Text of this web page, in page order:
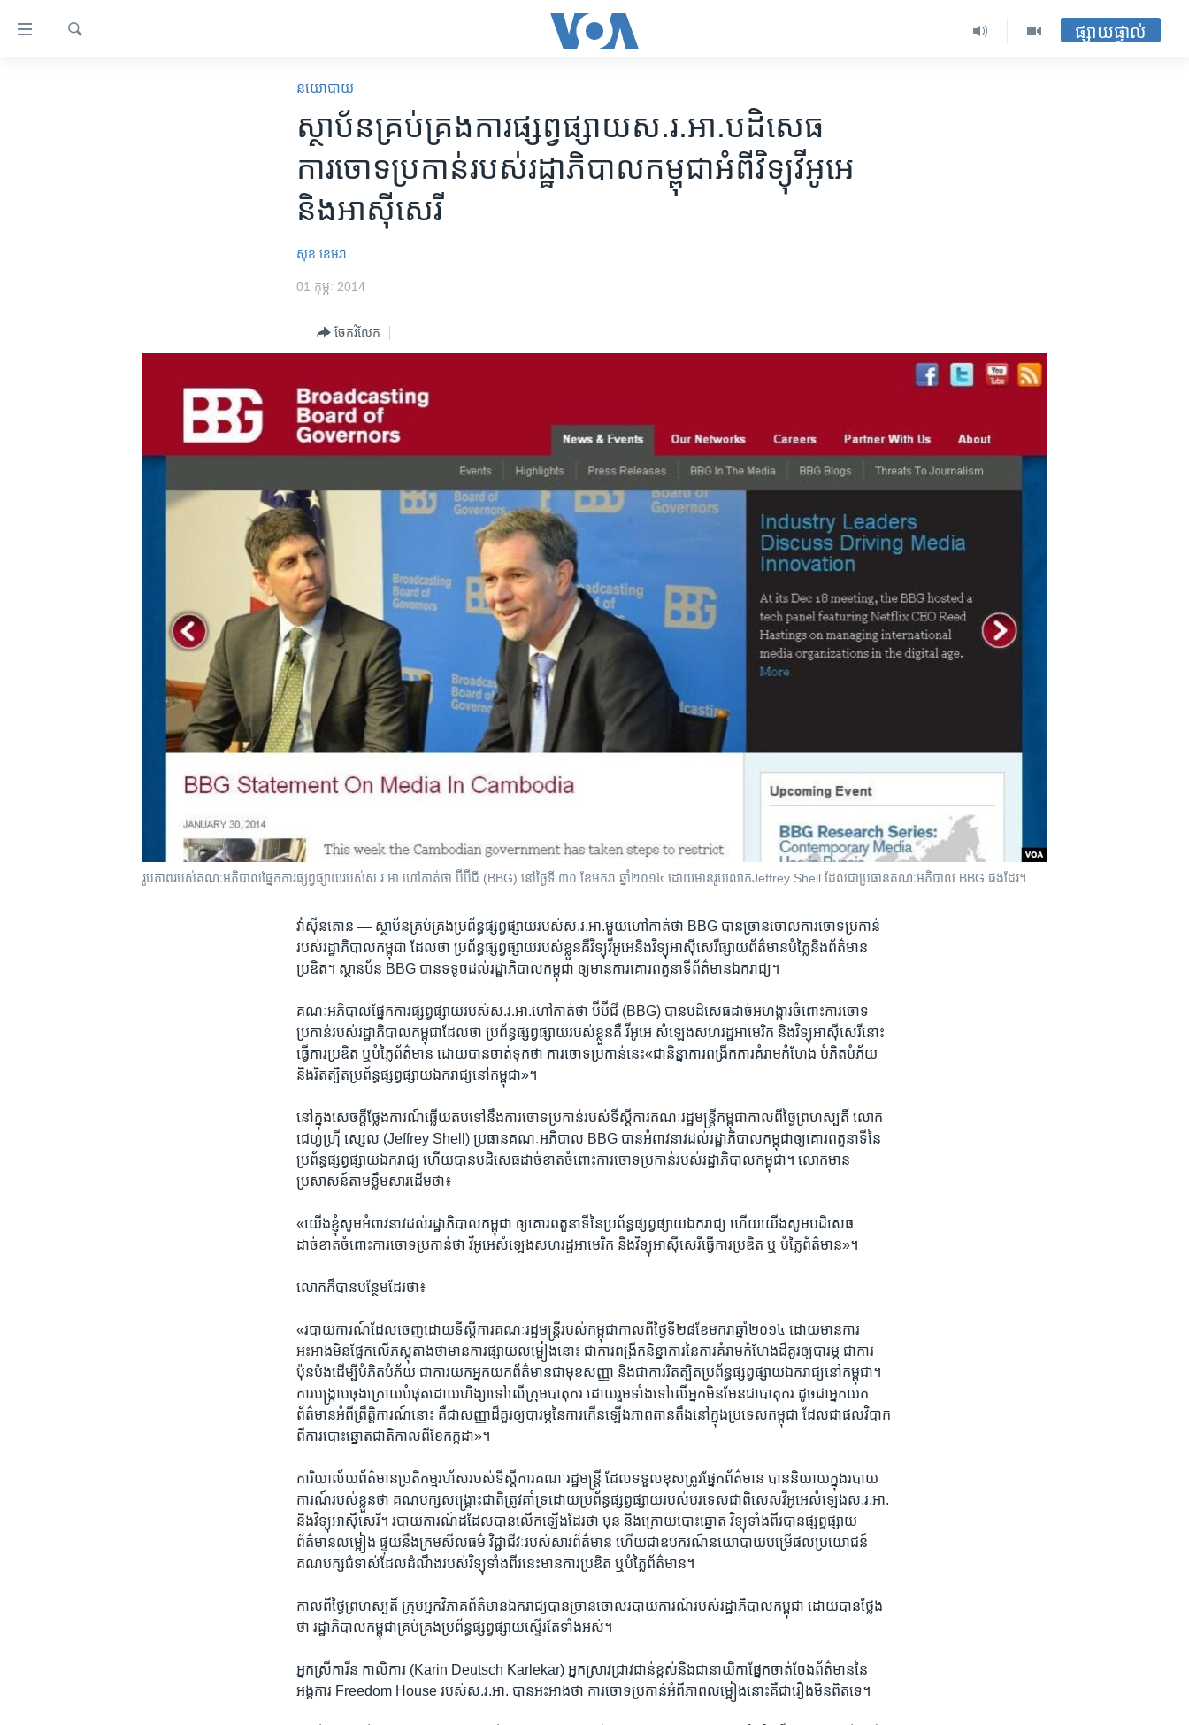
ទៅ​
ផ្សាយផ្ទាល់
នយោបាយ
ស្ថាប័ន​គ្រប់គ្រង​ការផ្សព្វផ្សាយ​ស.រ.អា.​បដិសេធ​
ការចោទ​ប្រកាន់​របស់​រដ្ឋាភិបាល​កម្ពុជា​អំពី​វិទ្យុ​វីអូអេ​
និង​អាស៊ីសេរី
សុខ ខេមរា
01 កុម្ភៈ 2014
ចែករំលែក
រូបភាព​របស់​គណៈ​អភិបាល​ផ្នែក​ការ​ផ្សព្វផ្សាយ​របស់​ស.រ.អា.​​ហៅកាត់ថា​ ប៊ីប៊ីជី​ (BBG) នៅថ្ងៃទី ៣០ ខែមករា ឆ្នាំ២០១៤ ដោយមានរូប​លោក​​​Jeffrey Shell ដែល​ជា​ប្រធាន​គណៈ​អភិបាល BBG ផង​ដែរ។
វ៉ាស៊ីនតោន — ស្ថាប័ន​គ្រប់គ្រង​ប្រព័ន្ធ​ផ្សព្វផ្សាយ​របស់ស.រ.អា.​មួយ​ហៅ​កាត់​ថា​ BBG ​បាន​ច្រានចោល​ការ​ចោទ​ប្រកាន់​
របស់​រដ្ឋាភិបាល​កម្ពុជា​ ដែល​ថា​ ប្រព័ន្ធ​ផ្សព្វផ្សាយ​របស់​ខ្លួន​គឺ​វិទ្យុ​វីអូអេ​និង​វិទ្យុ​អាស៊ីសេរី​ផ្សាយ​ព័ត៌មាន​បំភ្លៃ​និង​ព័ត៌មាន​
ប្រឌិត។​ ​ស្ថានប័ន BBG ​បានទទូច​ដល់​រដ្ឋាភិបាល​កម្ពុជា ឲ្យមាន​ការគោរព​តួនាទី​ព័ត៌មាន​ឯករាជ្យ។​
គណៈ​អភិបាល​ផ្នែក​ការ​ផ្សព្វផ្សាយ​របស់​ស.រ.អា.ហៅកាត់ថា​ ប៊ីប៊ីជី​ (BBG) បាន​បដិសេធ​ដាច់​អហង្ការ​ចំពោះការ​ចោទ​
ប្រកាន់​របស់​រដ្ឋាភិបាល​កម្ពុជា​ដែល​ថា ​ប្រព័ន្ធ​ផ្សព្វផ្សាយ​របស់​ខ្លួន​គឺ​ វីអូអេ ​សំឡេង​សហរដ្ឋ​អាមេរិក​ និង​វិទ្យុ​អាស៊ីសេរី​នោះ​
ធ្វើការ​ប្រឌិត​ ឬ​បំភ្លៃ​ព័ត៌មាន​ ដោយ​បាន​ចាត់​ទុក​ថា​ ការ​ចោទ​ប្រកាន់​នេះ«ជានិន្នាការ​ពង្រីក​ការ​គំរាម​កំហែង​ បំភិតបំភ័យ ​
និង​រិតត្បិត​ប្រព័ន្ធ​ផ្សព្វផ្សាយ​ឯករាជ្យ​នៅ​កម្ពុជា»។​
នៅ​ក្នុង​សេចក្តី​ថ្លែង​ការណ៍ឆ្លើយតប​ទៅ​នឹង​ការ​ចោទ​ប្រកាន់​របស់​ទីស្តីការ​គណៈ​រដ្ឋមន្ត្រី​កម្ពុជា​កាលពី​ថ្ងៃ​ព្រហស្បតិ៍​ លោក​
ជេហ្វហ្រ៊ី ​ស្សេល ​(Jeffrey Shell) ​ប្រធាន​គណៈ​អភិបាល ​BBG ​បាន​អំពាវនាវ​ដល់​រដ្ឋាភិបាល​កម្ពុជា​ឲ្យ​គោរព​តួនាទី​នៃ​
ប្រព័ន្ធ​ផ្សព្វផ្សាយ​ឯករាជ្យ​ ហើយ​បាន​បដិសេធដាច់ខាត​ចំពោះ​ការ​ចោទ​ប្រកាន់​របស់​រដ្ឋាភិបាល​កម្ពុជា។​ លោកមាន​
ប្រសាសន៍​តាម​ខ្លឹមសារ​ដើម​ថា៖​
«យើង​ខ្ញុំ​សូមអំពាវ​នាវ​ដល់​រដ្ឋាភិបាល​កម្ពុជា ​ឲ្យ​គោរព​តួនាទី​នៃ​ប្រព័ន្ធ​ផ្សព្វផ្សាយ​ឯករាជ្យ​ ហើយ​យើង​សូម​បដិសេធ​
ដាច់ខាត​ចំពោះ​ការ​ចោទ​ប្រកាន់​ថា​ វីអូអេ​សំឡេង​សហ​រដ្ឋ​អាមេរិក ​និង​វិទ្យុ​អាស៊ីសេរី​ធ្វើការ​ប្រឌិត​ ឬ​ បំភ្លៃ​ព័ត៌មាន»។​
លោក​ក៏​បាន​បន្ថែម​ដែរ​ថា៖​
«របាយ​ការណ៍​ដែល​ចេញ​ដោយ​ទីស្តីការ​គណៈរដ្ឋ​មន្ត្រី​របស់​កម្ពុជា​កាលពី​ថ្ងៃ​ទី​២៨​ខែ​មករា​ឆ្នាំ២០១៤​ ដោយ​មាន​ការ​
អះអាង​មិន​ផ្អែក​លើភស្តុតាង​ថា​មាន​ការផ្សាយ​លម្អៀង​នោះ​ ជា​ការ​ពង្រីក​និន្នាការ​នៃ​ការ​គំរាម​កំហែង​ដ៏គួរ​ឲ្យបារម្ភ ​ជា​ការ​
ប៉ុនប៉ង​ដើម្បី​បំភិត​បំភ័យ​ ជាការ​យក​អ្នក​យកព័ត៌មាន​ជាមុខ​សញ្ញា​ និង​ជា​ការ​រិតត្បិត​ប្រព័ន្ធ​ផ្សព្វផ្សាយ​ឯករាជ្យ​នៅ​កម្ពុជា។​
ការ​បង្ក្រាប​ចុង​ក្រោយ​បំផុត​ដោយ​ហិង្សា​ទៅលើ​ក្រុមបាតុករ​ ដោយ​រួម​ទាំង​ទៅ​លើ​អ្នក​មិន​មែន​ជា​បាតុករ ​ដូច​ជាអ្នក​យក​
ព័ត៌មាន​អំពី​ព្រឹត្តិ​ការណ៍​នោះ​ គឺ​ជា​សញ្ញា​ដ៏​គួរឲ្យ​បារម្ភ​នៃ​ការ​កើនឡើង​ភាព​តានតឹង​នៅ​ក្នុង​ប្រទេស​កម្ពុជា​ ដែល​ជា​ផលវិបាក​
ពីការ​បោះឆ្នោត​ជាតិ​កាលពី​ខែ​កក្កដា»។​
ការិយាល័យ​ព័ត៌មាន​ប្រតិកម្ម​រហ័ស​របស់​ទីស្តីការ​គណៈរដ្ឋ​មន្ត្រី​ ដែល​ទទួល​ខុសត្រូវ​ផ្នែក​ព័ត៌មាន ​បាន​និយាយ​ក្នុង​របាយ​
ការណ៍​របស់​ខ្លួន​ថា​ គណបក្ស​សង្គ្រោះ​ជាតិ​ត្រូវ​គាំទ្រ​ដោយ​ប្រព័ន្ធ​ផ្សព្វផ្សាយ​របស់​បរទេស​ជា​ពិសេស​វីអូអេ​សំឡេង​ស.រ.អា.​
និង​វិទ្យុ​អាស៊ីសេរី។​ របាយ​ការណ៍​ដដែល​បាន​លើក​ឡើង​ដែរ​ថា​ មុន​ និង​ក្រោយ​បោះឆ្នោត​ វិទ្យុ​ទាំងពីរ​បាន​ផ្សព្វ​ផ្សាយ​
ព័ត៌មាន​លម្អៀង​ ផ្ទុយ​នឹង​ក្រម​សីលធម៌​ វិជ្ជាជីវៈ​របស់​សារព័ត៌មាន ​ហើយ​ជា​ឧបករណ៍​នយោបាយ​បម្រើ​ផល​ប្រយោជន៍​
គណបក្ស​ជំទាស់​ដែល​ដំណឹង​របស់​វិទ្យុ​ទាំងពីរ​នេះ​មាន​ការ​ប្រឌិត​ ឬ​បំភ្លៃ​ព័ត៌មាន។​
កាលពី​ថ្ងៃ​ព្រហស្បតិ៍​ ក្រុម​អ្នក​វិភាគ​ព័ត៌មាន​ឯករាជ្យ​បានច្រាន​ចោល​របាយ​ការណ៍​របស់​រដ្ឋាភិបាល​កម្ពុជា​ ដោយ​បាន​ថ្លែង​
ថា​ រដ្ឋាភិបាល​កម្ពុជា​គ្រប់គ្រង​ប្រព័ន្ធ​ផ្សព្វផ្សាយ​ស្ទើរតែ​ទាំងអស់។​
អ្នក​ស្រី​ការីន ​កាលិការ​ (Karin ​Deutsch ​Karlekar) ​អ្នក​ស្រាវជ្រាវ​ជាន់ខ្ពស់​និង​ជានាយិកា​ផ្នែក​ចាត់​ចែង​ព័ត៌មាន​នៃ​
អង្គការ ​Freedom House​ របស់​ស.រ.អា. បាន​អះអាង​ថា​ ការ​ចោទ​ប្រកាន់​អំពីភាព​លម្អៀង​នោះ​គឺ​ជារឿង​មិន​ពិត​ទេ។​